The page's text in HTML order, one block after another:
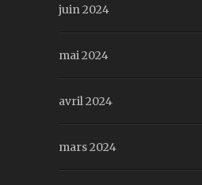
juin 2024
mai 2024
avril 2024
mars 2024